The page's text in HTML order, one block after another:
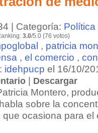
| Categoría: Política
3.0/5.0 (76 votos)
, patricia
, el comercio ,
idehpucp el 16/10/
| Descargar
Montero,
sobre la
que ocasiona para el